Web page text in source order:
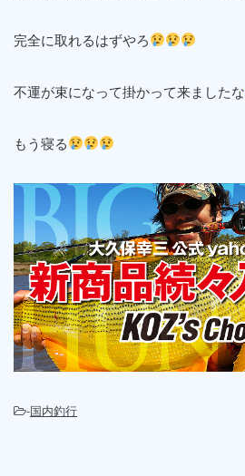
完全に取れるはずやろ
不運が束になって掛かって来ましたな
もう寝る
-国内釣行